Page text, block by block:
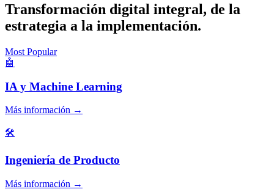
Transformación digital integral, de la
estrategia a la implementación.
Most Popular
🤖
IA y Machine Learning
Más información →
🛠️
Ingeniería de Producto
Más información →